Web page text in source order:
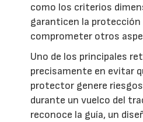
como los criterios
garanticen la protección
comprometer otros
Uno de los principales
precisamente en evitar
protector genere
durante un vuelco del
reconoce la guía, un